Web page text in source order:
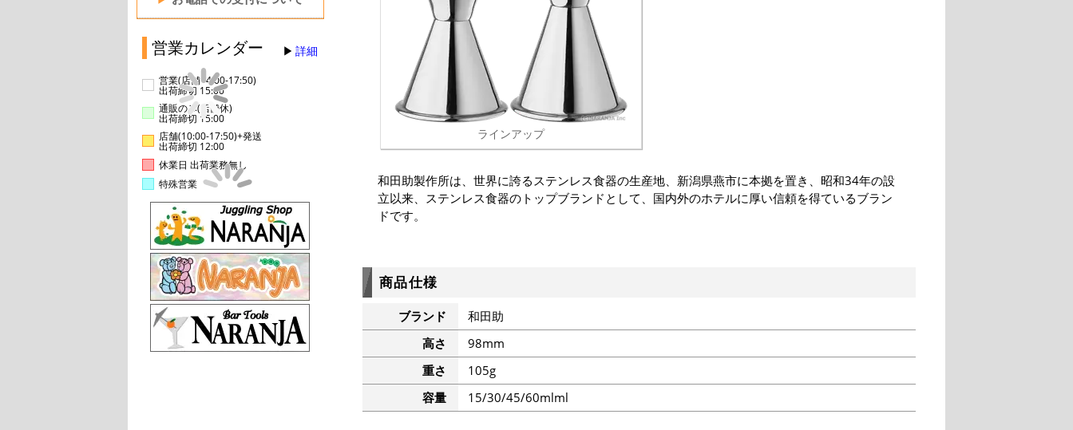
営業カレンダー 詳細
営業(店舗14:00-17:50)
出荷締切 15:00
通販のみ(店舗休)
出荷締切 15:00
店舗(10:00-17:50)+発送
出荷締切 12:00
休業日 出荷業務無し
特殊営業
ラインアップ
和田助製作所は、世界に誇るステンレス食器の生産地、新潟県燕市に本拠を置き、昭和34年の設
立以来、ステンレス食器のトップブランドとして、国内外のホテルに厚い信頼を得ているブラン
ドです。
商品仕様
ブランド
和田助
高さ
98mm
重さ
105g
容量
15/30/45/60mlml